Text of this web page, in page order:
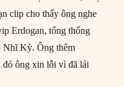
clip cho thấy ông nghe
Erdogan, tổng thống
Nhĩ Kỳ. Ông thêm
đó ông xin lỗi vì đã lái